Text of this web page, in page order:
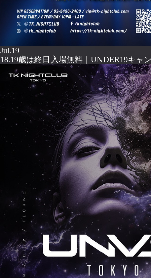
Jul.19
18.19歳は終日入場無料｜UNDER19キャ